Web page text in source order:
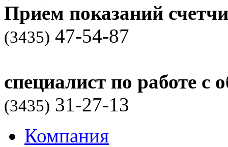
Прием показаний
(3435) 47-54-87
специалист по работе
(3435) 31-27-13
Компания